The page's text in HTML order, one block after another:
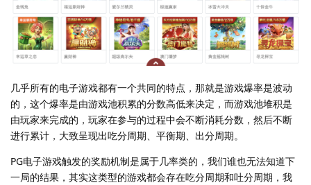
几乎所有的电子游戏都有一个共同的特点，那就是游戏爆率是波动
的，这个爆率是由游戏池积累的分数高低来决定，而游戏池堆积是
由玩家来完成的，玩家在参与的过程中会不断消耗分数，然后不断
进行累计，大致呈现出吃分周期、平衡期、出分周期。
PG电子游戏触发的奖励机制是属于几率类的，我们谁也无法知道下
一局的结果，其实这类型的游戏都会存在吃分周期和吐分周期，我